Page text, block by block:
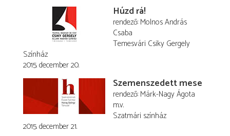
Húzd rá!
rendező Molnos András
Csaba
Temesvári Csiky Gergely
Színház
2015. december 20.
Szemenszedett mese
rendező Márk-Nagy Ágota
m.v.
Szatmári színház
2015. december 21.